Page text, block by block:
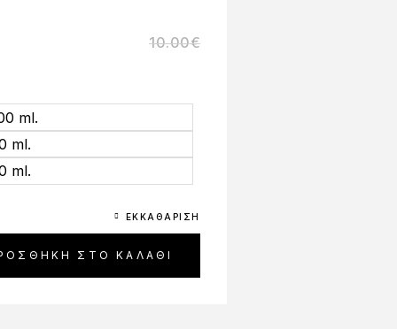
10.00€
ml.
ml.
ml.
ΕΚΚΑΘΆΡΙΣΗ
ΣΤΟ ΚΑΛΆΘΙ